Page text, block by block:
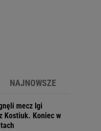
NAJNOWSZE
mecz Igi
Kostiuk. Koniec w